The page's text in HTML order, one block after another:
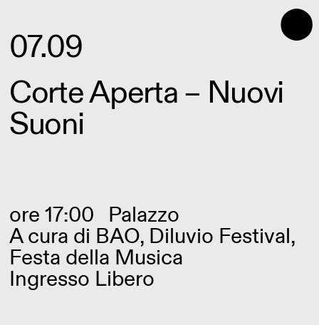
⬤
07.09
Corte Aperta – Nuovi
Suoni
ore 17:00 Palazzo
A cura di BAO, Diluvio Festival,
Festa della Musica
Ingresso Libero